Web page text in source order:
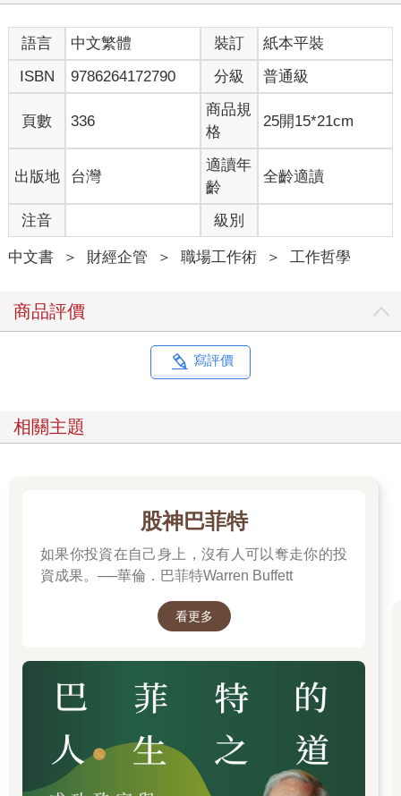
百變巨星鮑伊喜歡以角色扮演來降低自己的焦慮感。他曾在職業
生涯中，創造出一個迫降在地球的星際旅行者舞台人設。在那段
時期，他濫交、吸毒，表現得就像「一個瘋了的小伙子」。他化
身外星搖滾歌手，想要拯救人類，卻因為失控的生活方式，在成
名後形象一落千丈。這位二十一世紀的唱片銷售冠軍在六十六歲
時發行一張全新專輯，封面是他年輕時發行專輯使用過的照片，
卻刻意以白底黑字的標題遮住自己的臉。之後，他寫了一部音樂
劇，實現人生願望清單上的一項目標。故事主角是一個被復活的
男人，至於為何要讓他復活？原因就如同扮演這個角色的演員所
說的：「為了讓他準備好面對死亡。」
據說，這位幻想中的星際旅行者在年輕時經常吸食毒品，他將自
己喜好迷幻世界的傾向和專業的藝術表現融為一體，彷彿那種風
險不過是工作的一部分。到了老年，他依舊在服用藥物，不過這
「流行音樂的原創變色龍」對自己的診斷結果保密，只告訴最親
孜孜不怠的渴望開拓新的創作領域。在他得知自己已經病入膏
肓，同一週，他到電影製片廠拍攝〈拉撒路〉（Lazarus）的音樂
完成。顯然，他決心工作到生命最後一刻。
遠的離開這個世界。人們開始重新認識他的人生與作品，並對
〈拉撒路〉歌曲開頭那句「抬頭看看這裡，我正身處天國」，有
了更為震驚的全新理解。
一種選擇，而是一種必然。他的創作就是他的本質，正如他曾說
過的：「永遠記住，你最初開始工作的原因，是因為覺得自己心
語言 中文繁體 裝訂
紙本平裝
ISBN
9786264172790 分級 普通級
頁數 336
商品規
格
25開15*21cm
出版地 台灣
適讀年
齡
全齡適讀
注音 級別
中文書 ＞ 財經企管 ＞ 職場工作術 ＞ 工作哲學
商品評價
寫評價
相關主題
股神巴菲特
如果你投資在自己身上，沒有人可以奪走你的投
資成果。──華倫．巴菲特Warren Buffett
看更多